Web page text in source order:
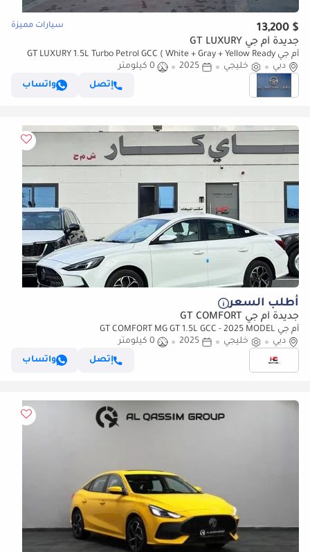
$ 13,200 سيارات مميزة
جديدة أم جي GT LUXURY
أم جي GT LUXURY 1.5L Turbo Petrol GCC ( White + Gray + Yellow Ready
Stock ) (UAE Possible)
دبي خليجي 2025
0 كيلومتر
إتصل
واتساب
أطلب السعر
جديدة أم جي GT COMFORT
أم جي GT COMFORT MG GT 1.5L GCC - 2025 MODEL
دبي
خليجي 2025
0 كيلومتر
إتصل
واتساب